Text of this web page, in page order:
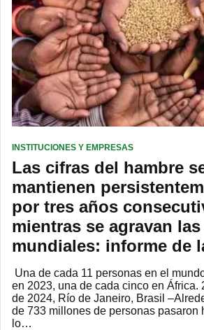
INSTITUCIONES Y EMPRESAS
Las cifras del hambre
mantienen
por tres años
mientras se agravan
mundiales: informe de
Una de cada 11 personas en el
en 2023, una de cada cinco en África.
de 2024, Río de Janeiro, Brasil
de 733 millones de personas pasaron
lo…